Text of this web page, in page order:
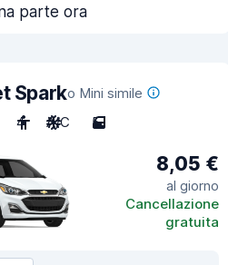
parte ora
Sparko Mini simile
4 A/C 5
8,05 €
al giorno
Cancellazione
gratuita